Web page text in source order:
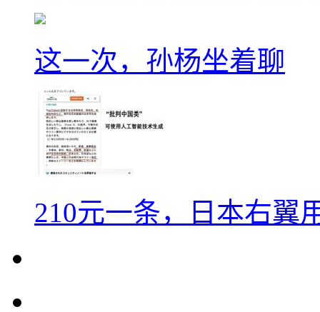
这一次，孙杨坐着聊
210元一条，日本右翼